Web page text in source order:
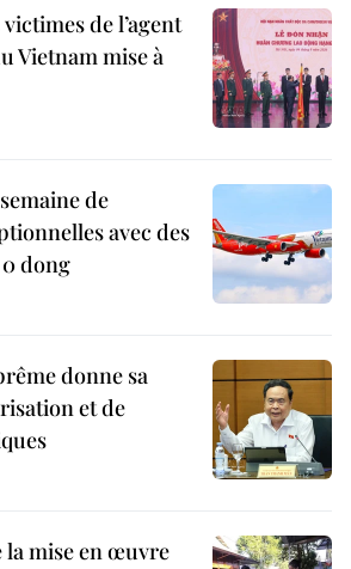
de l’agent
Vietnam mise à
de
avec des
dong
donne sa
et de
la mise en œuvre